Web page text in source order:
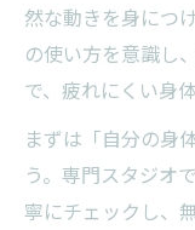
然な動きを身につ
の使い方を意識し
で、疲れにくい身
まずは「自分の身
う。専門スタジオ
寧にチェックし、